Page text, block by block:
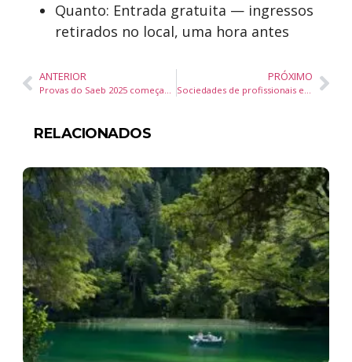
Quanto: Entrada gratuita — ingressos
retirados no local, uma hora antes
ANTERIOR
Provas do Saeb 2025 começam nesta quarta-feira na rede municipal de Balneário Camboriú
PRÓXIMO
Sociedades de profissionais em Balneário Camboriú devem emitir NFS-e pelo Emissor Nacional
RELACIONADOS